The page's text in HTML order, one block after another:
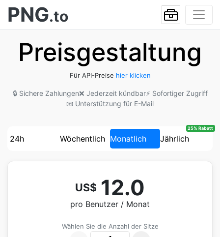
PNG.to
Preisgestaltung
Für API-Preise hier klicken
🔒 Sichere Zahlungen❌ Jederzeit kündbar⚡ Sofortiger Zugriff
📧 Unterstützung für E-Mail
24h Wöchentlich Monatlich Jährlich
25% Rabatt
US$ 12.0
pro Benutzer / Monat
Wählen Sie die Anzahl der Sitze